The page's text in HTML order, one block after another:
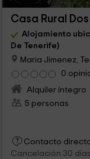
Casa Rural Dos
Alojamiento
De Tenerife)
Maria Jimenez,
0
Alquiler íntegro
5 personas
Contacto
Cancelación 30